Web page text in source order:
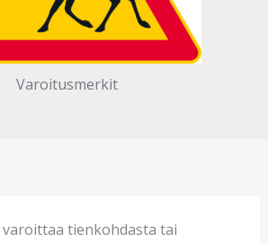
Varoitusmerkit
tienkohdasta tai